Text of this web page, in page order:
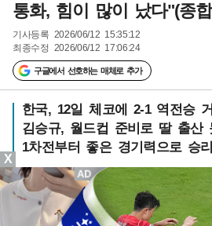
통화, 힘이 많이 났다"(종
기사등록 2026/06/12 15:35:12
최종수정 2026/06/12 17:06:24
구글에서 선호하는 매체로 추가
한국, 12일 체코에 2-1 역전승
김승규, 월드컵 준비로 딸 출산
1차전부터 좋은 경기력으로 승
X